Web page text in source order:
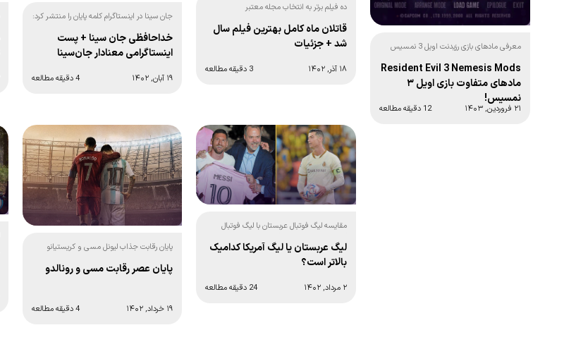
معرفی مادهای بازی رزیدنت اویل 3 نمسیس
Resident Evil 3 Nemesis Mods
مادهای متفاوت بازی اویل ۳
نمسیس!
۲۱ فروردین, ۱۴۰۳ 12 دقیقه مطالعه
ده فیلم برتر به انتخاب مجله معتبر
قاتلان ماه کامل بهترین فیلم سال
شد + جزئیات
۱۸ آذر, ۱۴۰۲ 3 دقیقه مطالعه
جان سینا در اینستاگرام کلمه پایان را منتشر کرد:
خداحافظی جان سینا + پست
اینستاگرامی معنادار جان‌سینا
۱۹ آبان, ۱۴۰۲ 4 دقیقه مطالعه
مقایسه لیگ فوتبال عربستان با لیگ فوتبال
لیگ عربستان یا لیگ آمریکا کدامیک
بالاتر است؟
۲ مرداد, ۱۴۰۲ 24 دقیقه مطالعه
پایان رقابت جذاب لیونل مسی و کریستیانو
پایان عصر رقابت مسی و رونالدو
۱۹ خرداد, ۱۴۰۲ 4 دقیقه مطالعه